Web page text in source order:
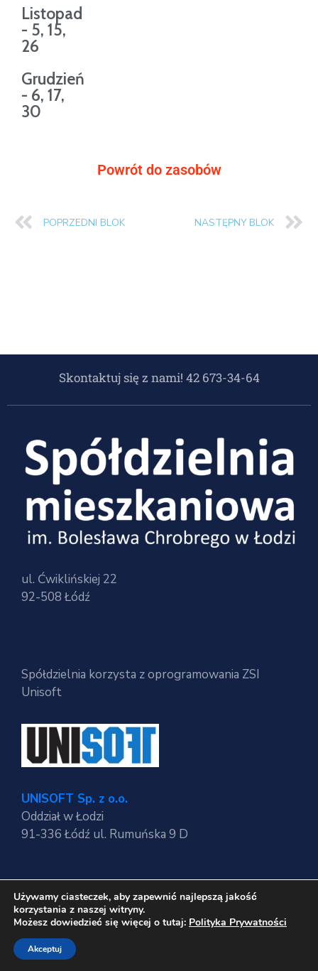
Listopad
- 5, 15,
26
Grudzień
- 6, 17,
30
Powrót do zasobów
POPRZEDNI BLOK NASTĘPNY BLOK
Skontaktuj się z nami! 42 673-34-64
ul. Ćwiklińskiej 22
92-508 Łódź
Spółdzielnia korzysta z oprogramowania ZSI
Unisoft
UNISOFT Sp. z o.o.
Oddział w Łodzi
91-336 Łódź ul. Rumuńska 9 D
Regulaminy strony
Polityka Prywatności
Używamy ciasteczek, aby zapewnić najlepszą jakość
korzystania z naszej witryny.
Możesz dowiedzieć się więcej o tutaj: Polityka Prywatności
Akceptuj